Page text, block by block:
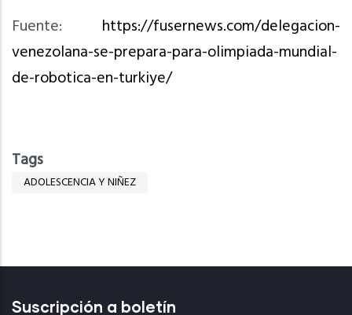
Fuente: https://fusernews.com/delegacion-
venezolana-se-prepara-para-olimpiada-mundial-
de-robotica-en-turkiye/
Tags
ADOLESCENCIA Y NIÑEZ
Suscripción a boletín